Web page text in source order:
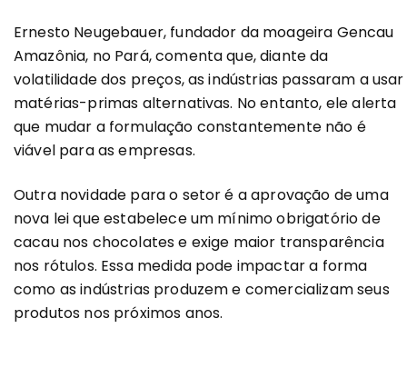
Ernesto Neugebauer, fundador da moageira Gencau
Amazônia, no Pará, comenta que, diante da
volatilidade dos preços, as indústrias passaram a usar
matérias-primas alternativas. No entanto, ele alerta
que mudar a formulação constantemente não é
viável para as empresas.
Outra novidade para o setor é a aprovação de uma
nova lei que estabelece um mínimo obrigatório de
cacau nos chocolates e exige maior transparência
nos rótulos. Essa medida pode impactar a forma
como as indústrias produzem e comercializam seus
produtos nos próximos anos.